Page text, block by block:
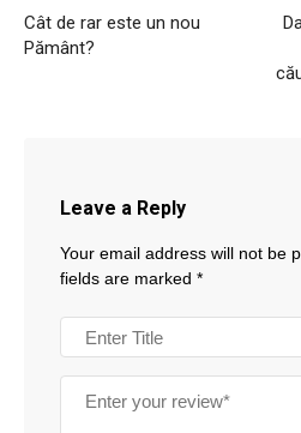
Cât de rar este un nou
Pământ?
Leave a Reply
Your email address will not be
fields are marked *